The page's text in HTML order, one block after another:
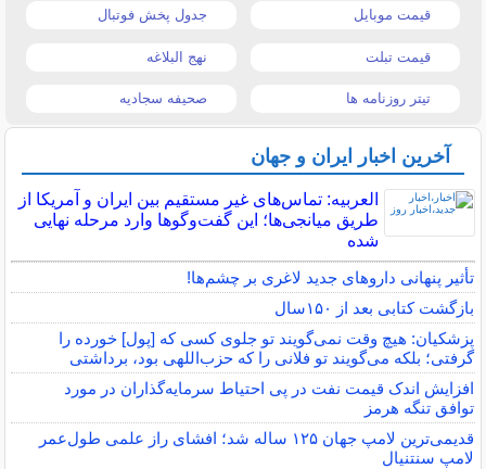
قیمت موبایل جدول پخش فوتبال
قیمت تبلت نهج البلاغه
تیتر روزنامه ها صحیفه سجادیه
آخرین اخبار ایران و جهان
العربیه: تماس‌های غیر مستقیم بین ایران و آمریکا از
طریق میانجی‌ها؛ این گفت‌و‌گو‌ها وارد مرحله نهایی
شده
تأثیر پنهانی داروهای جدید لاغری بر چشم‌ها!
بازگشت کتابی بعد از ۱۵۰سال
پزشکیان: هیچ وقت نمی‌گویند تو جلوی کسی که [پول] خورده را
گرفتی؛ بلکه می‌گویند تو فلانی را که حزب‌اللهی بود، برداشتی
افزایش اندک قیمت نفت در پی احتیاط سرمایه‌گذاران در مورد
توافق تنگه هرمز
قدیمی‌ترین لامپ جهان ۱۲۵ ساله شد؛ افشای راز علمی طول‌عمر
لامپ سنتنیال